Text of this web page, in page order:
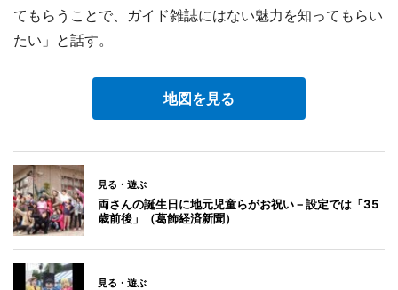
てもらうことで、ガイド雑誌にはない魅力を知ってもらい
たい」と話す。
地図を見る
見る・遊ぶ
両さんの誕生日に地元児童らがお祝い－設定では「35
歳前後」（葛飾経済新聞）
見る・遊ぶ